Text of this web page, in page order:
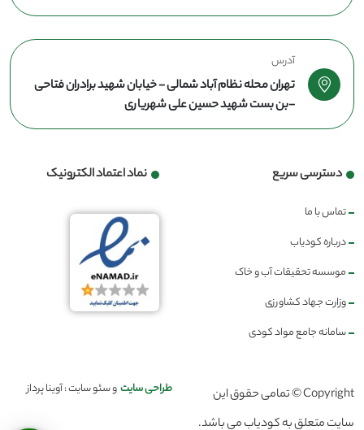
آدرس
تهران محله نظام آباد شمالی - خیابان شهید برادران فتاحی
-بن بست شهید حسین علی شهریاری
دسترسی سریع
تماس با ما
درباره کودیاب
موسسه تحقیقات آب و خاک
وزارت جهاد کشاورزی
سامانه جامع مواد کودی
نماد اعتماد الکترونیک
Copyright © تمامی حقوق این
سایت متعلق به کودیاب می باشد.
طراحی سایتو سئو سایت : آوینا پرداز